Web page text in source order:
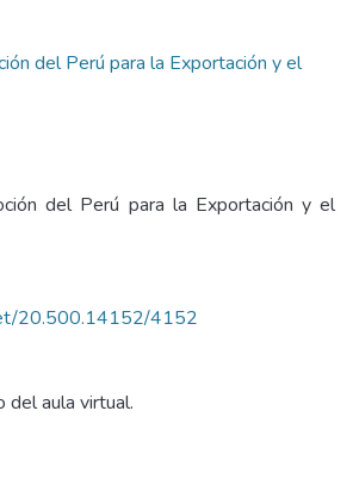
del Perú para la Exportación y el
del Perú para la Exportación y el
20.500.14152/4152
del aula virtual.